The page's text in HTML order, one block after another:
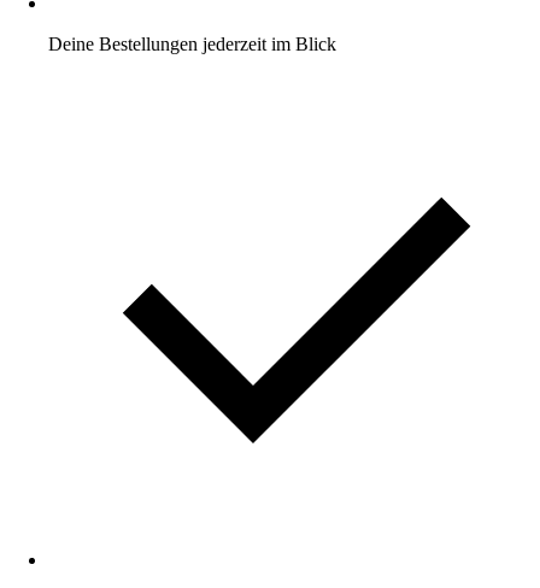
Deine Bestellungen jederzeit im Blick